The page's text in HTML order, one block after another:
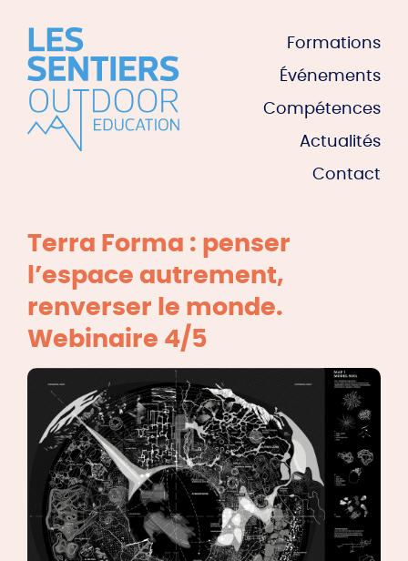
Formations
Événements
Compétences
Actualités
Contact
Terra Forma : penser
l’espace autrement,
renverser le monde.
Webinaire 4/5